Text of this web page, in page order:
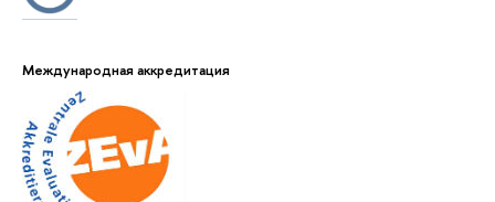
Международная аккредитация